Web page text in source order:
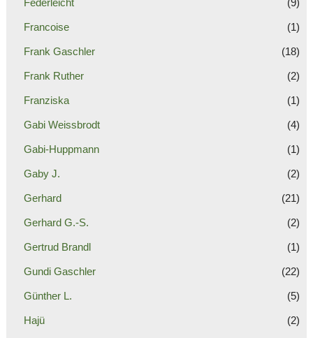
Federleicht (9)
Francoise (1)
Frank Gaschler (18)
Frank Ruther (2)
Franziska (1)
Gabi Weissbrodt (4)
Gabi-Huppmann (1)
Gaby J. (2)
Gerhard (21)
Gerhard G.-S. (2)
Gertrud Brandl (1)
Gundi Gaschler (22)
Günther L. (5)
Hajü (2)